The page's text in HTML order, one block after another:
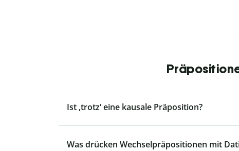
Ist ‚trotz‘ eine kausale Präposition?
Was drücken Wechselpräpositionen mit